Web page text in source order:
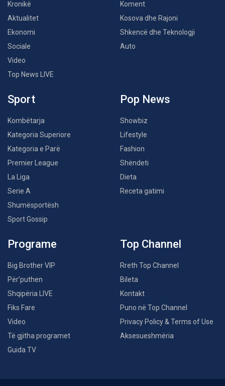
Kronikë
Aktualitet
Ekonomi
Sociale
Video
Top News LIVE
Koment
Kosova dhe Rajoni
Shkencë dhe Teknologji
Auto
Sport
Kombëtarja
Kategoria Superiore
Kategoria e Parë
Premier League
La Liga
Serie A
Shumësportësh
Sport Gossip
Pop News
Showbiz
Lifestyle
Fashion
Shëndeti
Dieta
Receta gatimi
Programe
Big Brother VIP
Për’puthen
Shqipëria LIVE
Fiks Fare
Video
Të gjitha programet
Guida TV
Top Channel
Rreth Top Channel
Bileta
Kontakt
Puno në Top Channel
Privacy Policy & Terms of Use
Aksesueshmëria